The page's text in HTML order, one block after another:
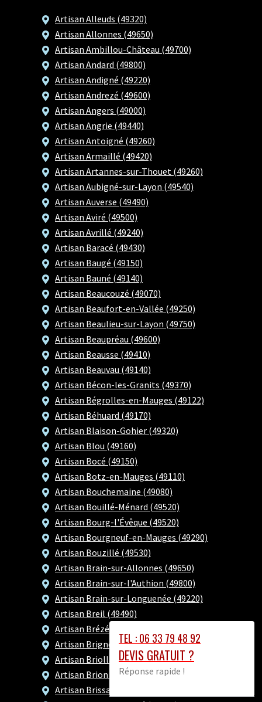
Artisan Alleuds (49320)
Artisan Allonnes (49650)
Artisan Ambillou-Château (49700)
Artisan Andard (49800)
Artisan Andigné (49220)
Artisan Andrezé (49600)
Artisan Angers (49000)
Artisan Angrie (49440)
Artisan Antoigné (49260)
Artisan Armaillé (49420)
Artisan Artannes-sur-Thouet (49260)
Artisan Aubigné-sur-Layon (49540)
Artisan Auverse (49490)
Artisan Aviré (49500)
Artisan Avrillé (49240)
Artisan Baracé (49430)
Artisan Baugé (49150)
Artisan Bauné (49140)
Artisan Beaucouzé (49070)
Artisan Beaufort-en-Vallée (49250)
Artisan Beaulieu-sur-Layon (49750)
Artisan Beaupréau (49600)
Artisan Beausse (49410)
Artisan Beauvau (49140)
Artisan Bécon-les-Granits (49370)
Artisan Bégrolles-en-Mauges (49122)
Artisan Béhuard (49170)
Artisan Blaison-Gohier (49320)
Artisan Blou (49160)
Artisan Bocé (49150)
Artisan Botz-en-Mauges (49110)
Artisan Bouchemaine (49080)
Artisan Bouillé-Ménard (49520)
Artisan Bourg-l'Évêque (49520)
Artisan Bourgneuf-en-Mauges (49290)
Artisan Bouzillé (49530)
Artisan Brain-sur-Allonnes (49650)
Artisan Brain-sur-l'Authion (49800)
Artisan Brain-sur-Longuenée (49220)
Artisan Breil (49490)
Artisan Brézé (49260)
Artisan Brigné (49700)
Artisan Briollay (49125)
Artisan Brion (49250)
Artisan Brissac Loire Aubance (49250)
TEL : 06 33 79 48 92
DEVIS GRATUIT ?
Réponse rapide !